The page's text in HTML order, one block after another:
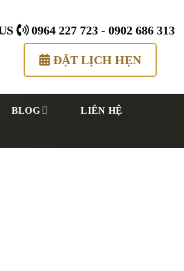
0964 227 723 - 0902 686 313
ĐẶT LỊCH HẸN
BLOG LIÊN HỆ